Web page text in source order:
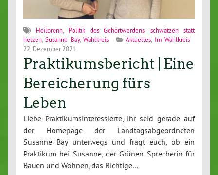
Heilbronn, Politik des Gehörtwerdens,schwätzen statt
hetzen,Susanne Bay,Wahlkreis Aktuelles, Im Wahlkreis
22. Dezember 2021
Praktikumsbericht | Eine
Bereicherung fürs
Leben
Liebe Praktikumsinteressierte, ihr seid gerade auf
der Homepage der Landtagsabgeordneten
Susanne Bay unterwegs und fragt euch, ob ein
Praktikum bei Susanne, der Grünen Sprecherin für
Bauen und Wohnen, das Richtige…